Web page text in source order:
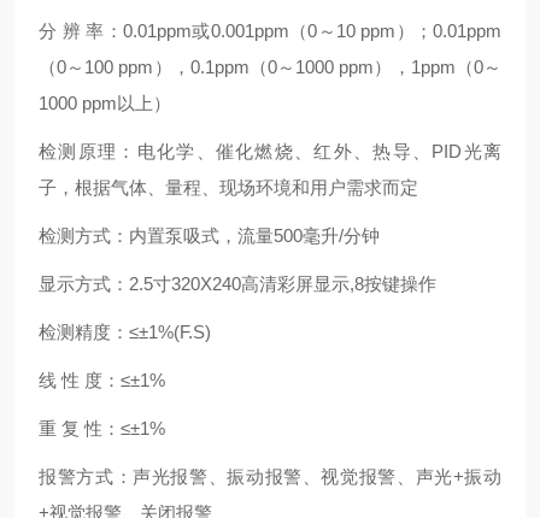
分 辨 率：0.01ppm或0.001ppm（0～10 ppm）；0.01ppm
（0～100 ppm），0.1ppm（0～1000 ppm），1ppm（0～
1000 ppm以上）
检测原理：电化学、催化燃烧、红外、热导、PID光离
子，根据气体、量程、现场环境和用户需求而定
检测方式：内置泵吸式，流量500毫升/分钟
显示方式：2.5寸320X240高清彩屏显示,8按键操作
检测精度：≤±1%(F.S)
线 性 度：≤±1%
重 复 性：≤±1%
报警方式：声光报警、振动报警、视觉报警、声光+振动
+视觉报警、关闭报警